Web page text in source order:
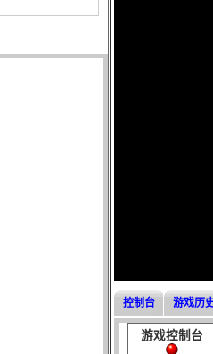
控制台 游戏历
游戏控制台